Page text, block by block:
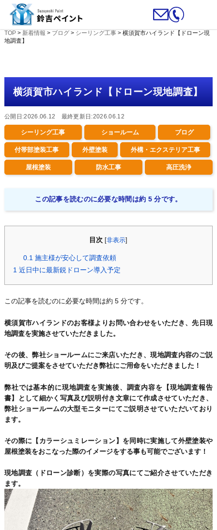
TOP> 新着情報 > ブログ> シーリング工事> 横須賀市ハイランド【ドローン現
地調査】
横須賀市ハイランド【ドローン現地調査】
公開日:2026.06.12 最終更新日:2026.06.12
シーリング工事 ショールーム ブログ
付帯部塗装工事 外壁塗装 外構・エクステリア工事
屋根塗装 防水工事 高圧洗浄
この記事を読むのに必要な時間は約 5 分です。
目次 [非表示
0.1 施主様が安心して調査依頼
1 近日中に最新鋭ドローン導入予定
この記事を読むのに必要な時間は約 5 分です。
横須賀市ハイランドのお客様よりお問い合わせをいただき、先日現
地調査を実施させていただきました。
その後、弊社ショールームにご来店いただき、現地調査内容のご説
明及びご提案をさせていただき弊社にご用命をいただきました！
弊社では基本的に現地調査を実施後、調査内容を【現地調査報告
書】として細かく写真及び説明付き文章にて作成させていただき、
弊社ショールームの大型モニターにてご説明させていただいており
ます。
その際に【カラーシュミレーション】を同時に実施して外壁塗装や
屋根塗装をおこなった際のイメージをする事も可能でございます！
現地調査（ドローン診断）を実際の写真にてご紹介させていただき
ます。